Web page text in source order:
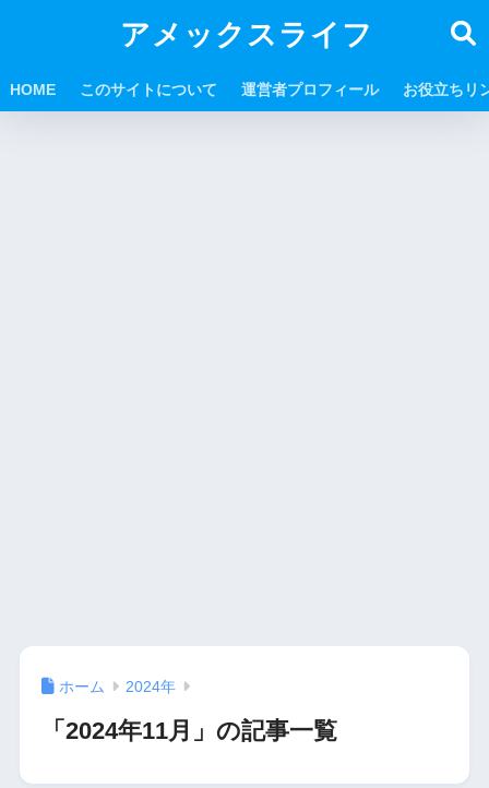
アメックスライフ
HOME このサイトについて 運営者プロフィール お役立ちリ
ホーム 2024年
「2024年11月」の記事一覧